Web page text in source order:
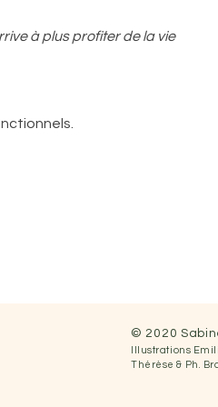
à plus profiter de la vie
offerte et reçue par
© 2020
Illustrations
Thérèse & Ph.